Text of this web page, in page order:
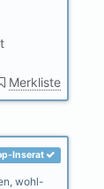
Merkliste
Inserat
wohl-